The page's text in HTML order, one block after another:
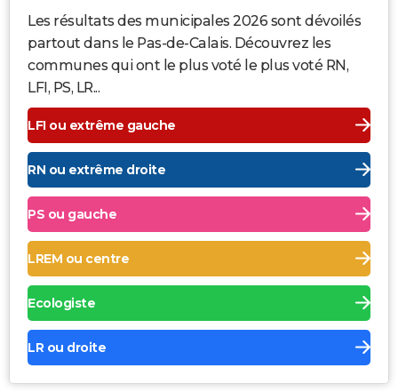
Les résultats des municipales 2026 sont dévoilés
partout dans le Pas-de-Calais. Découvrez les
communes qui ont le plus voté le plus voté RN,
LFI, PS, LR...
LFI ou extrême gauche
RN ou extrême droite
PS ou gauche
LREM ou centre
Ecologiste
LR ou droite